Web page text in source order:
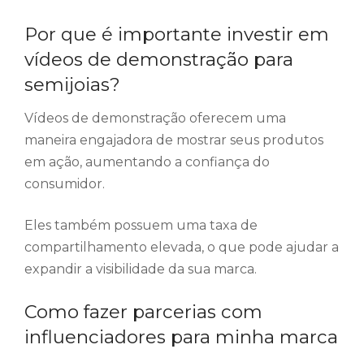
Por que é importante investir em
vídeos de demonstração para
semijoias?
Vídeos de demonstração oferecem uma
maneira engajadora de mostrar seus produtos
em ação, aumentando a confiança do
consumidor.
Eles também possuem uma taxa de
compartilhamento elevada, o que pode ajudar a
expandir a visibilidade da sua marca.
Como fazer parcerias com
influenciadores para minha marca